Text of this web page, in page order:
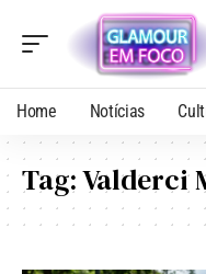
Home Notícias
Tag:Valderci